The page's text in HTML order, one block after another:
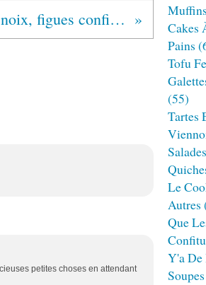
Carrot cake aux noix, figues confites et épices
petites choses en attendant
Cakes
Pains
Tofu
(55)
Tartes
Salades
Le
Autres
Que
Y'a De
Soupes